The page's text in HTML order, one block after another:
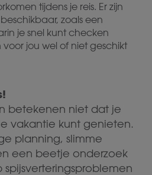
tijdens je reis. Er zijn
zoals een
je snel kunt checken
jou wel of niet geschikt
betekenen niet dat je
vakantie kunt genieten.
planning, slimme
een beetje onderzoek
spijsverteringsproblemen